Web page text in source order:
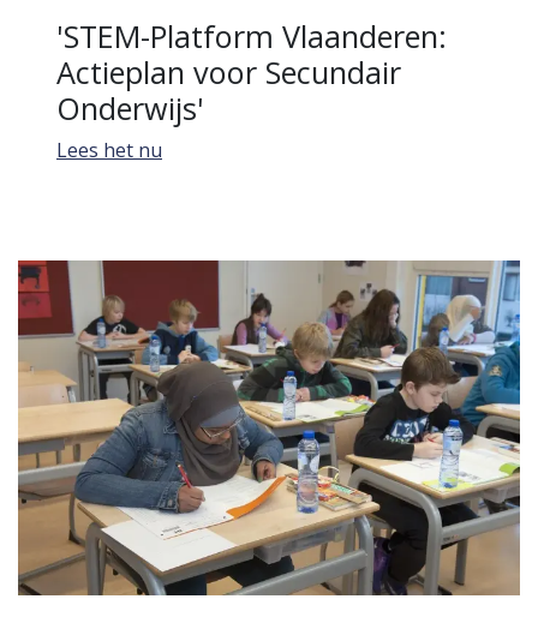
'STEM-Platform Vlaanderen:
Actieplan voor Secundair
Onderwijs'
Lees het nu